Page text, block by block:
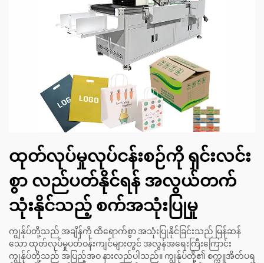
ထုတ်လုပ်မှုလုပ်ငန်းစဉ်ကို ရှင်းလင်း
စွာ လည်ပတ်နိုင်ရန် အလွယ်တက်
သုံးနိုင်သည့် စက်အသုံးပြုမှု
ကျွန်ုပ်တို့သည် အချိန်ကို ထိရောက်စွာ အသုံးပြုနိုင်ခြင်းသည် မြန်ဆန်
သော ထုတ်လုပ်မှုပတ်ဝန်းကျင်များတွင် အလွန်အရေးကြီးကြောင်း
ကျွန်ုပ်တို့သည် အပြည့်အဝ နားလည်ပါသည်။ ကျွန်ုပ်တို့၏ စက္ကူအိတ်ပရ